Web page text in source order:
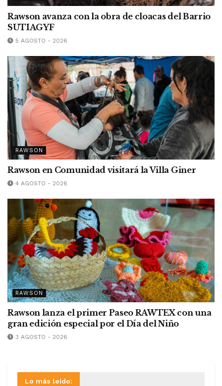
Rawson avanza con la obra de cloacas del Barrio
SUTIAGYF
5 AGOSTO - 2026
RAWSON
Rawson en Comunidad visitará la Villa Giner
4 AGOSTO - 2026
RAWSON
Rawson lanza el primer Paseo RAWTEX con una
gran edición especial por el Día del Niño
3 AGOSTO - 2026
Lo más leído: